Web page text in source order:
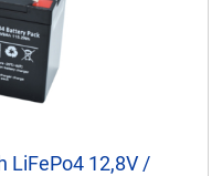
LiFePo4 12,8V /